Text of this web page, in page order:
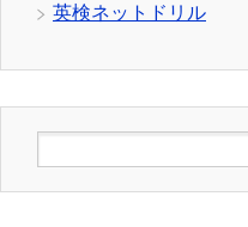
英検ネットドリル